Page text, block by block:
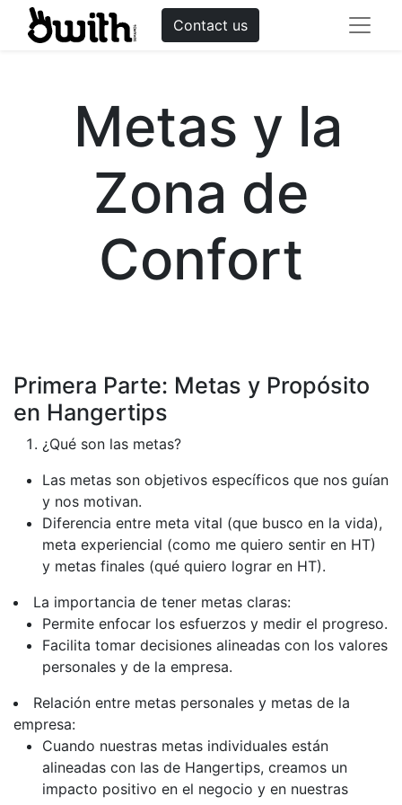
Contact us
Metas y la
Zona de
Confort
Primera Parte: Metas y Propósito
en Hangertips
¿Qué son las metas?
Las metas son objetivos específicos que nos guían
y nos motivan.
Diferencia entre meta vital (que busco en la vida),
meta experiencial (como me quiero sentir en HT)
y metas finales (qué quiero lograr en HT).
La importancia de tener metas claras:
Permite enfocar los esfuerzos y medir el progreso.
Facilita tomar decisiones alineadas con los valores
personales y de la empresa.
Relación entre metas personales y metas de la
empresa:
Cuando nuestras metas individuales están
alineadas con las de Hangertips, creamos un
impacto positivo en el negocio y en nuestras